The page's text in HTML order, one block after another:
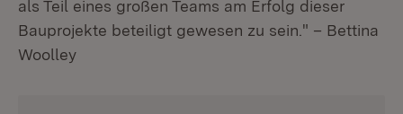
als Teil eines großen Teams am Erfolg dieser
Bauprojekte beteiligt gewesen zu sein." – Bettina
Woolley